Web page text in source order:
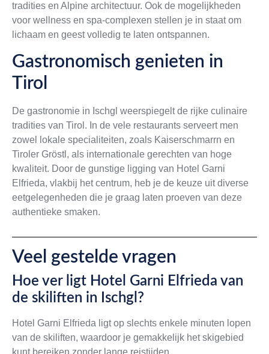
tradities en Alpine architectuur. Ook de mogelijkheden
voor wellness en spa-complexen stellen je in staat om
lichaam en geest volledig te laten ontspannen.
Gastronomisch genieten in
Tirol
De gastronomie in Ischgl weerspiegelt de rijke culinaire
tradities van Tirol. In de vele restaurants serveert men
zowel lokale specialiteiten, zoals Kaiserschmarrn en
Tiroler Gröstl, als internationale gerechten van hoge
kwaliteit. Door de gunstige ligging van Hotel Garni
Elfrieda, vlakbij het centrum, heb je de keuze uit diverse
eetgelegenheden die je graag laten proeven van deze
authentieke smaken.
Veel gestelde vragen
Hoe ver ligt Hotel Garni Elfrieda van
de skiliften in Ischgl?
Hotel Garni Elfrieda ligt op slechts enkele minuten lopen
van de skiliften, waardoor je gemakkelijk het skigebied
kunt bereiken zonder lange reistijden.